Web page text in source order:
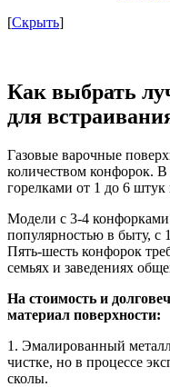
[Скрыть]
Как выбрать
для
Газовые варочные
количеством конфорок.
горелками от 1 до 6 штук
Модели с 3-4
популярностью в быту, с
Пять-шесть конфорок
семьях и заведениях
На стоимость и
материал поверхности:
1. Эмалированный
чистке, но в процессе
сколы.